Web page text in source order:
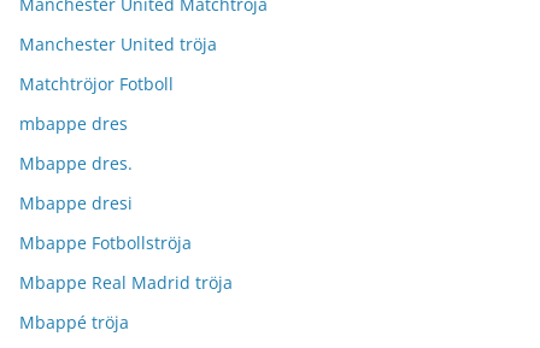
Manchester United tröja
Matchtröjor Fotboll
mbappe dres
Mbappe dres.
Mbappe dresi
Mbappe Fotbollströja
Mbappe Real Madrid tröja
Mbappé tröja